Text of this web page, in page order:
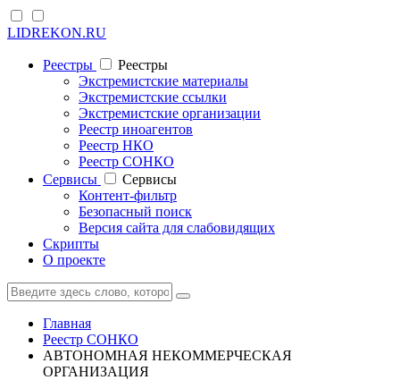
LIDREKON.RU
Реестры
Реестры
Экстремистские материалы
Экстремистские ссылки
Экстремистские организации
Реестр иноагентов
Реестр НКО
Реестр СОНКО
Cервисы
Cервисы
Контент-фильтр
Безопасный поиск
Версия сайта для слабовидящих
Скрипты
О проекте
Главная
Реестр СОНКО
АВТОНОМНАЯ НЕКОММЕРЧЕСКАЯ
ОРГАНИЗАЦИЯ